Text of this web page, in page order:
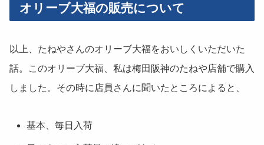
オリーブ大福の販売について
以上、たねやさんのオリーブ大福をおいしくいただいた
話。このオリーブ大福、私は梅田阪神のたねや店舗で購入
しました。その時に店員さんに聞いたところによると、
基本、毎日入荷